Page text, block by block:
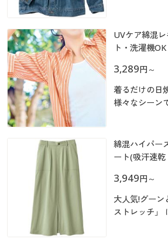
会員メニュー
マイページ
閲覧履歴
お気に入り
サポート
ご利用ガイド
よくある質問とお問い合わせ
マイページ
閲覧履歴
お気に入り
サポート
ご利用ガイド
よくある質問とお問い合わせ
UVケア綿混
ト・洗濯機
3,289円 ～
着るだけの日
様々なシーン
く、使い勝手
ルにもきれい
綿混ハイパー
ート(吸汗速
3,949円 ～
大人気!グーン
ストレッチ」